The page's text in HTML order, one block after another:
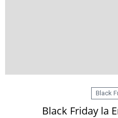
Black
Black Friday la